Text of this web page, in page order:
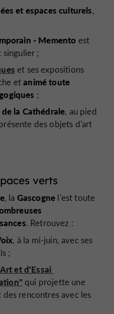
et espaces culturels,
- Memento est
;
et ses expositions
etanimé toute
;
la Cathédrale, au pied
des objets d'art
verts
, la Gascogne l'est toute
. Retrouvez :
, à la mi-juin, avec ses
;
et d'Essai
qui projette une
rencontres avec les